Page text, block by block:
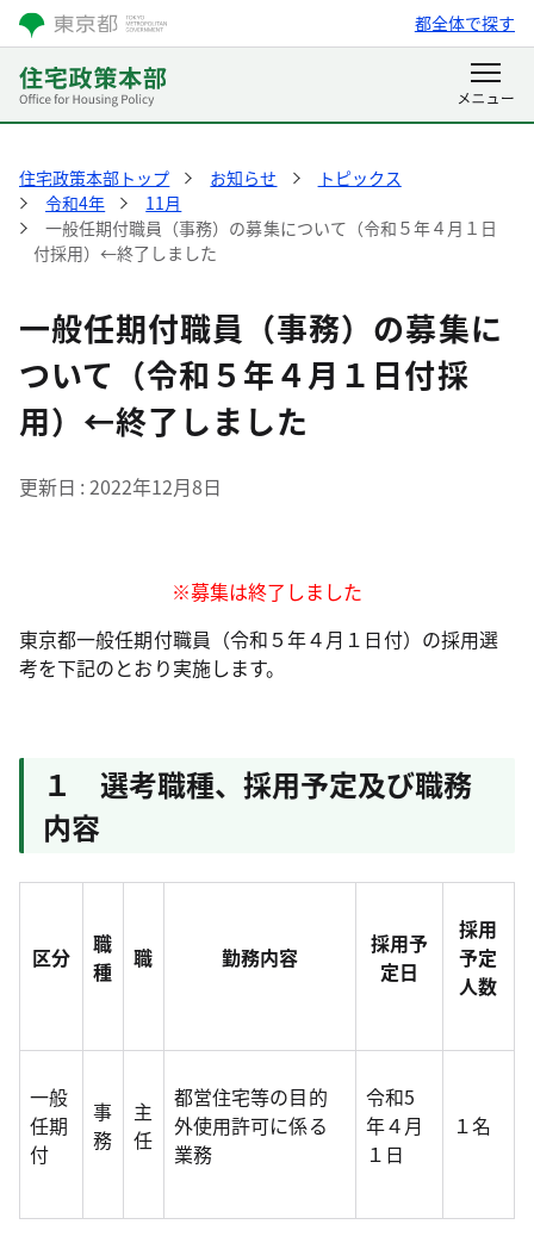
都全体で探す
住宅政策本部トップ お知らせ
トピックス
令和4年
11月
一般任期付職員（事務）の募集について（令和５年４月１日
付採用）←終了しました
一般任期付職員（事務）の募集に
ついて（令和５年４月１日付採
用）←終了しました
更新日 2022年12月8日
※募集は終了しました
東京都一般任期付職員（令和５年４月１日付）の採用選
考を下記のとおり実施します。
１ 選考職種、採用予定及び職務
内容
区分
職
種
職 勤務内容
採用予
定日
採用
予定
人数
一般
任期
付
事
務
主
任
都営住宅等の目的
外使用許可に係る
業務
令和5
年４月
１日
１名